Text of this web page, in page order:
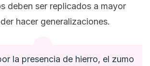
deben ser replicados a mayor
hacer generalizaciones.
la presencia de hierro, el zumo